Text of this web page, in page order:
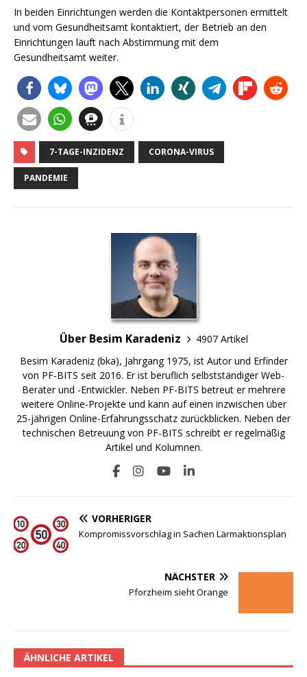
In beiden Einrichtungen werden die Kontaktpersonen ermittelt
und vom Gesundheitsamt kontaktiert, der Betrieb an den
Einrichtungen läuft nach Abstimmung mit dem
Gesundheitsamt weiter.
7-TAGE-INZIDENZ CORONA-VIRUS
PANDEMIE
Über Besim Karadeniz
4907 Artikel
Besim Karadeniz (bka), Jahrgang 1975, ist Autor und Erfinder
von PF-BITS seit 2016. Er ist beruflich selbstständiger Web-
Berater und -Entwickler. Neben PF-BITS betreut er mehrere
weitere Online-Projekte und kann auf einen inzwischen über
25-jährigen Online-Erfahrungsschatz zurückblicken. Neben der
technischen Betreuung von PF-BITS schreibt er regelmäßig
Artikel und Kolumnen.
VORHERIGER
Kompromissvorschlag in Sachen Lärmaktionsplan
NÄCHSTER
Pforzheim sieht Orange
ÄHNLICHE ARTIKEL